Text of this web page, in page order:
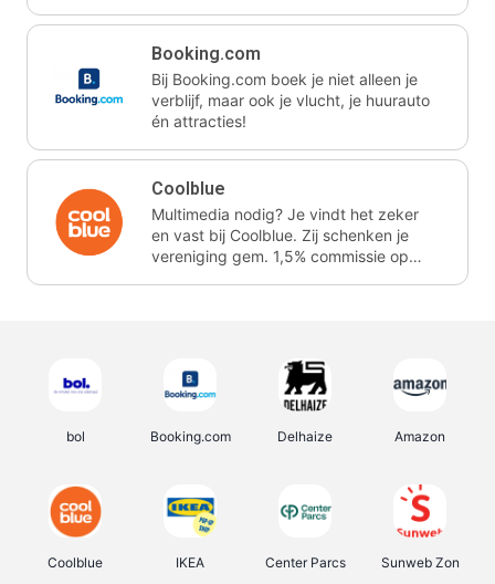
Booking.com
Bij Booking.com boek je niet alleen je
verblijf, maar ook je vlucht, je huurauto
én attracties!
Coolblue
Multimedia nodig? Je vindt het zeker
en vast bij Coolblue. Zij schenken je
vereniging gem. 1,5% commissie op
bol Booking.com Delhaize Amazon
Coolblue IKEA Center Parcs Sunweb Zon